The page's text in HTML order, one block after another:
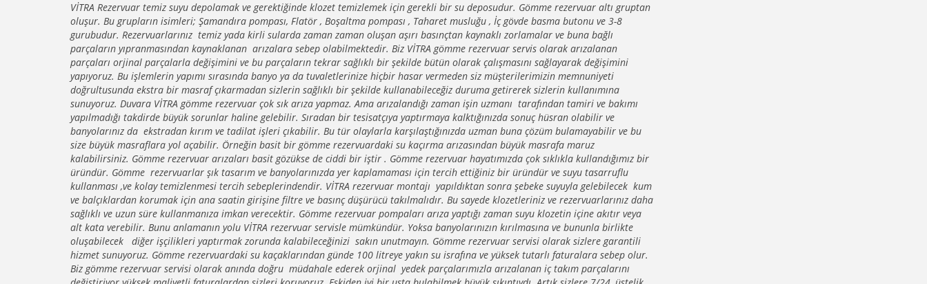
VİTRA Rezervuar temiz suyu depolamak ve gerektiğinde klozet temizlemek için gerekli bir su deposudur. Gömme rezervuar altı gruptan
oluşur. Bu grupların isimleri; Şamandıra pompası, Flatör , Boşaltma pompası , Taharet musluğu , İç gövde basma butonu ve 3-8
gurubudur. Rezervuarlarınız temiz yada kirli sularda zaman zaman oluşan aşırı basınçtan kaynaklı zorlamalar ve buna bağlı
parçaların yıpranmasından kaynaklanan arızalara sebep olabilmektedir. Biz VİTRA gömme rezervuar servis olarak arızalanan
parçaları orjinal parçalarla değişimini ve bu parçaların tekrar sağlıklı bir şekilde bütün olarak çalışmasını sağlayarak değişimini
yapıyoruz. Bu işlemlerin yapımı sırasında banyo ya da tuvaletlerinize hiçbir hasar vermeden siz müşterilerimizin memnuniyeti
doğrultusunda ekstra bir masraf çıkarmadan sizlerin sağlıklı bir şekilde kullanabileceğiz duruma getirerek sizlerin kullanımına
sunuyoruz. Duvara VİTRA gömme rezervuar çok sık arıza yapmaz. Ama arızalandığı zaman işin uzmanı tarafından tamiri ve bakımı
yapılmadığı takdirde büyük sorunlar haline gelebilir. Sıradan bir tesisatçıya yaptırmaya kalktığınızda sonuç hüsran olabilir ve
banyolarınız da ekstradan kırım ve tadilat işleri çıkabilir. Bu tür olaylarla karşılaştığınızda uzman buna çözüm bulamayabilir ve bu
size büyük masraflara yol açabilir. Örneğin basit bir gömme rezervuardaki su kaçırma arızasından büyük masrafa maruz
kalabilirsiniz. Gömme rezervuar arızaları basit gözükse de ciddi bir iştir . Gömme rezervuar hayatımızda çok sıklıkla kullandığımız bir
üründür. Gömme rezervuarlar şık tasarım ve banyolarınızda yer kaplamaması için tercih ettiğiniz bir üründür ve suyu tasarruflu
kullanması ,ve kolay temizlenmesi tercih sebeplerindendir. VİTRA rezervuar montajı yapıldıktan sonra şebeke suyuyla gelebilecek kum
ve balçıklardan korumak için ana saatin girişine filtre ve basınç düşürücü takılmalıdır. Bu sayede klozetleriniz ve rezervuarlarınız daha
sağlıklı ve uzun süre kullanmanıza imkan verecektir. Gömme rezervuar pompaları arıza yaptığı zaman suyu klozetin içine akıtır veya
alt kata verebilir. Bunu anlamanın yolu VİTRA rezervuar servisle mümkündür. Yoksa banyolarınızın kırılmasına ve bununla birlikte
oluşabilecek diğer işçilikleri yaptırmak zorunda kalabileceğinizi sakın unutmayın. Gömme rezervuar servisi olarak sizlere garantili
hizmet sunuyoruz. Gömme rezervuardaki su kaçaklarından günde 100 litreye yakın su israfına ve yüksek tutarlı faturalara sebep olur.
Biz gömme rezervuar servisi olarak anında doğru müdahale ederek orjinal yedek parçalarımızla arızalanan iç takım parçalarını